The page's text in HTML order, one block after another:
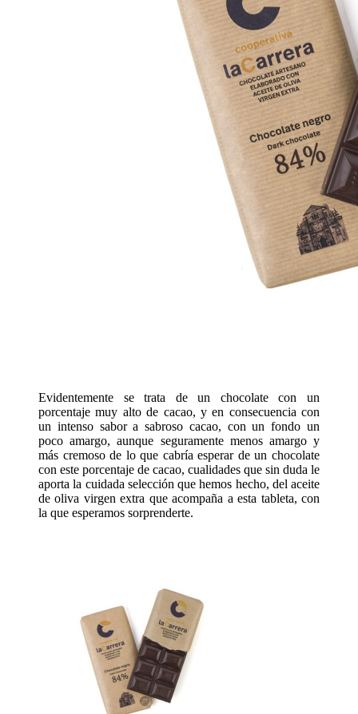
Evidentemente se trata de un chocolate con un
porcentaje muy alto de cacao, y en consecuencia con
un intenso sabor a sabroso cacao, con un fondo un
poco amargo, aunque seguramente menos amargo y
más cremoso de lo que cabría esperar de un chocolate
con este porcentaje de cacao, cualidades que sin duda le
aporta la cuidada selección que hemos hecho, del aceite
de oliva virgen extra que acompaña a esta tableta, con
la que esperamos sorprenderte.